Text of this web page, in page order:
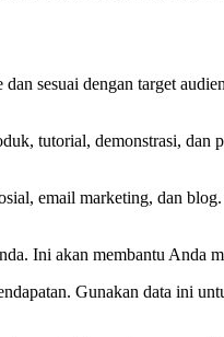
sesuai dengan target
tutorial, demonstrasi, dan
email marketing, dan
Ini akan membantu Anda
Gunakan data ini